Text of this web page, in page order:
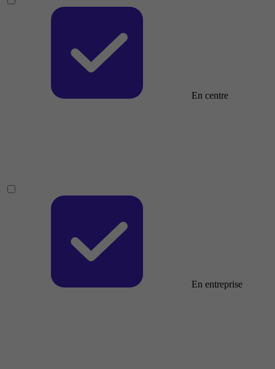
En centre
En entreprise